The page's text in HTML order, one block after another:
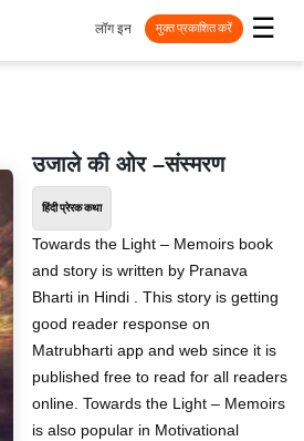
☰
लॉग इन मुक्त प्रकाशित करें
उजाले की ओर –संस्मरण
हिंदी प्रेरक कथा
Towards the Light – Memoirs book
and story is written by Pranava
Bharti in Hindi . This story is getting
good reader response on
Matrubharti app and web since it is
published free to read for all readers
online. Towards the Light – Memoirs
is also popular in Motivational